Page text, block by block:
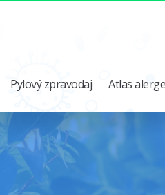
Pylový zpravodaj Atlas